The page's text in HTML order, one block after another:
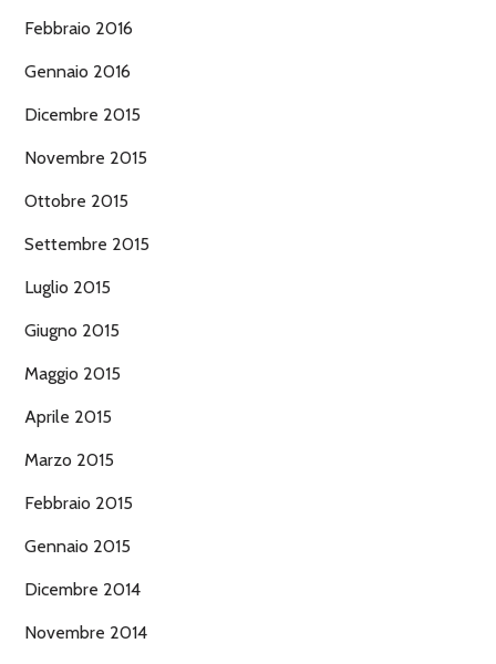
Febbraio 2016
Gennaio 2016
Dicembre 2015
Novembre 2015
Ottobre 2015
Settembre 2015
Luglio 2015
Giugno 2015
Maggio 2015
Aprile 2015
Marzo 2015
Febbraio 2015
Gennaio 2015
Dicembre 2014
Novembre 2014